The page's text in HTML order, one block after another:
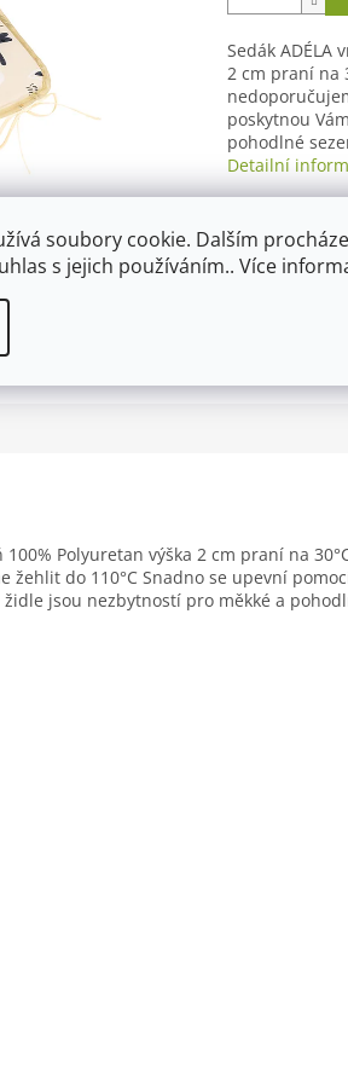
soubory cookie. Dalším
s jejich používáním.. Více
Sedák ADÉLA
2 cm praní na
poskytnou
pohodlné
Detailní
TISK
Polyuretan výška 2 cm praní na
do 110°C Snadno se upevní
jsou nezbytností pro měkké a